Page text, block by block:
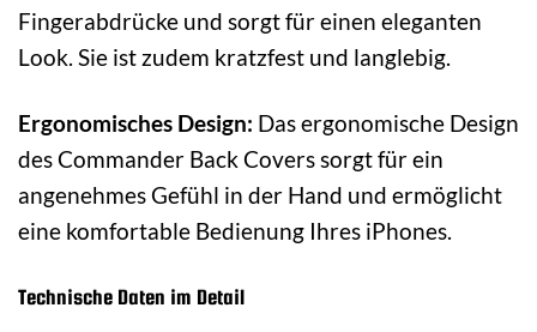
Fingerabdrücke und sorgt für einen eleganten
Look. Sie ist zudem kratzfest und langlebig.
Ergonomisches Design: Das ergonomische Design
des Commander Back Covers sorgt für ein
angenehmes Gefühl in der Hand und ermöglicht
eine komfortable Bedienung Ihres iPhones.
Technische Daten im Detail